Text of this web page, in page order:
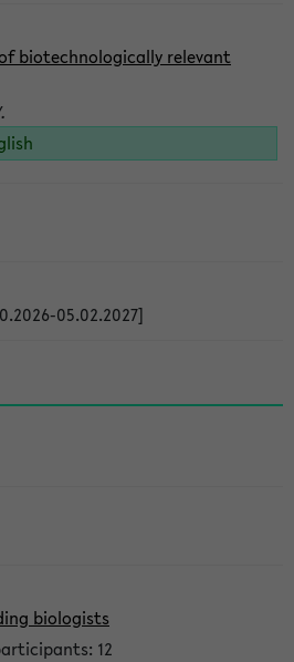
biotechnologically relevant
05.02.2027]
biologists
12